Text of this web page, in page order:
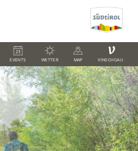
EVENTS WETTER MAP
V
VINSCHGAU